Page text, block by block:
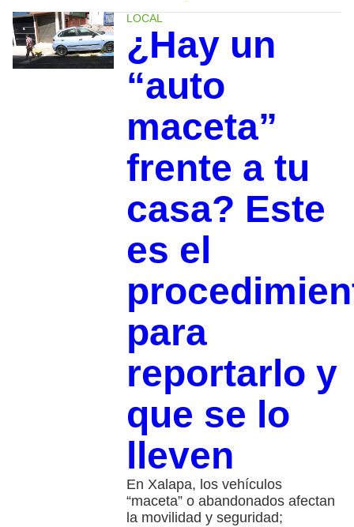
LOCAL
¿Hay un
“auto
maceta”
frente a tu
casa? Este
es el
para
reportarlo y
que se lo
lleven
En Xalapa, los vehículos
“maceta” o abandonados afectan
la movilidad y seguridad;